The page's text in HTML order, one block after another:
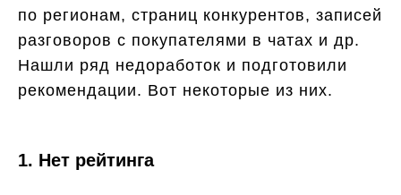
по регионам, страниц конкурентов, записей
разговоров с покупателями в чатах и др.
Нашли ряд недоработок и подготовили
рекомендации. Вот некоторые из них.
1. Нет рейтинга